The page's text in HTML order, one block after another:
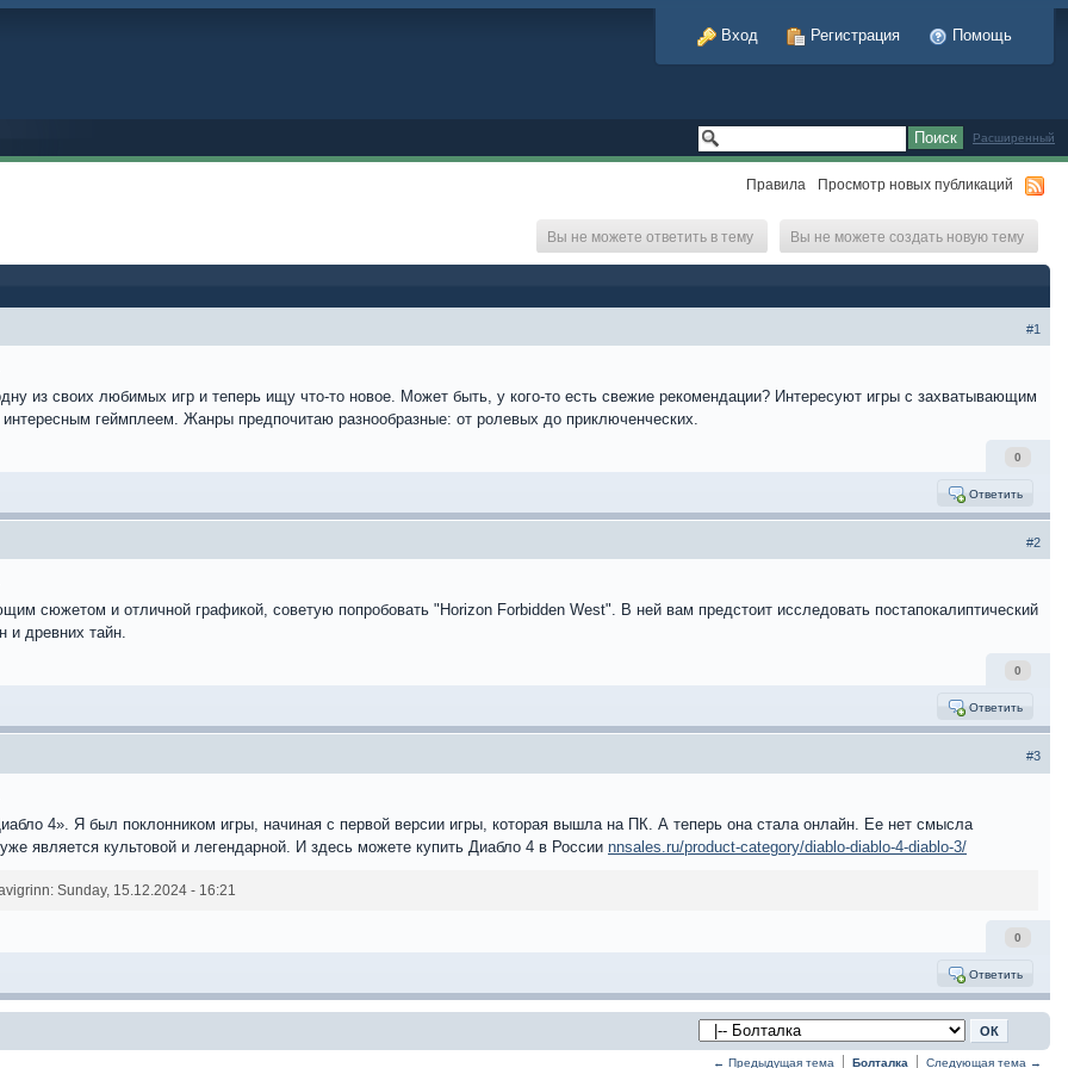
Вход Регистрация Помощь
Расширенный
Правила Просмотр новых публикаций
Вы не можете создать новую тему
Вы не можете ответить в тему
#1
из своих любимых игр и теперь ищу что-то новое. Может быть, у кого-то есть свежие рекомендации? Интересуют игры с захватывающим
геймплеем. Жанры предпочитаю разнообразные: от ролевых до приключенческих.
0
Ответить
#2
сюжетом и отличной графикой, советую попробовать "Horizon Forbidden West". В ней вам предстоит исследовать постапокалиптический
и древних тайн.
0
Ответить
#3
4». Я был поклонником игры, начиная с первой версии игры, которая вышла на ПК. А теперь она стала онлайн. Ее нет смысла
является культовой и легендарной. И здесь можете купить Диабло 4 в России nnsales.ru/product-category/diablo-diablo-4-diablo-3/
Sunday, 15.12.2024 - 16:21
0
Ответить
← Предыдущая тема Болталка Следующая тема →